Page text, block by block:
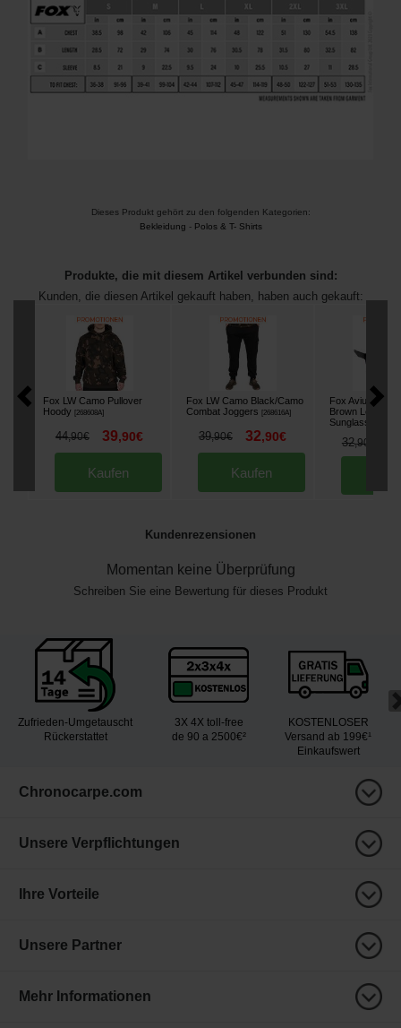
Dieses Produkt gehört zu den folgenden Kategorien:
Bekleidung - Polos & T- Shirts
Produkte, die mit diesem Artikel verbunden sind:
Kunden, die diesen Artikel gekauft haben, haben auch gekauft:
Fox LW Camo Pullover
Hoody
268608A]
44,90€ 39,90€
Kaufen
Fox LW Camo Black/Camo
Combat Joggers
268616A]
39,90€ 32,90€
Kaufen
Fox Avius
Brown Lens
Sunglasses
32,90
Kundenrezensionen
Momentan keine Überprüfung
Schreiben Sie eine Bewertung für dieses Produkt
Zufrieden-Umgetauscht
Rückerstattet
3X 4X toll-free
de 90 a 2500€²
KOSTENLOSER
Versand ab 199€¹
Einkaufswert
Chronocarpe.com
Unsere Verpflichtungen
Ihre Vorteile
Unsere Partner
Mehr Informationen